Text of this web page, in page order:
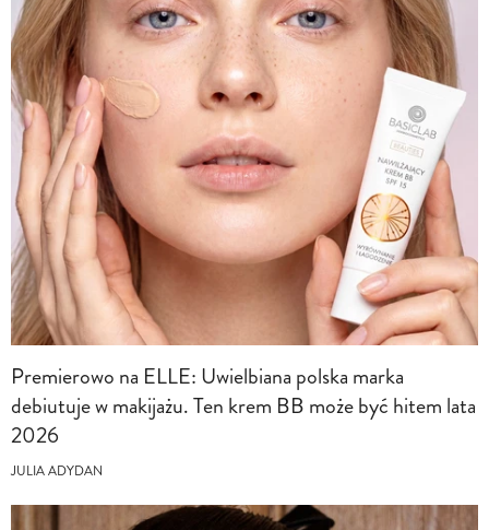
Premierowo na ELLE: Uwielbiana polska marka
debiutuje w makijażu. Ten krem BB może być hitem lata
2026
JULIA ADYDAN